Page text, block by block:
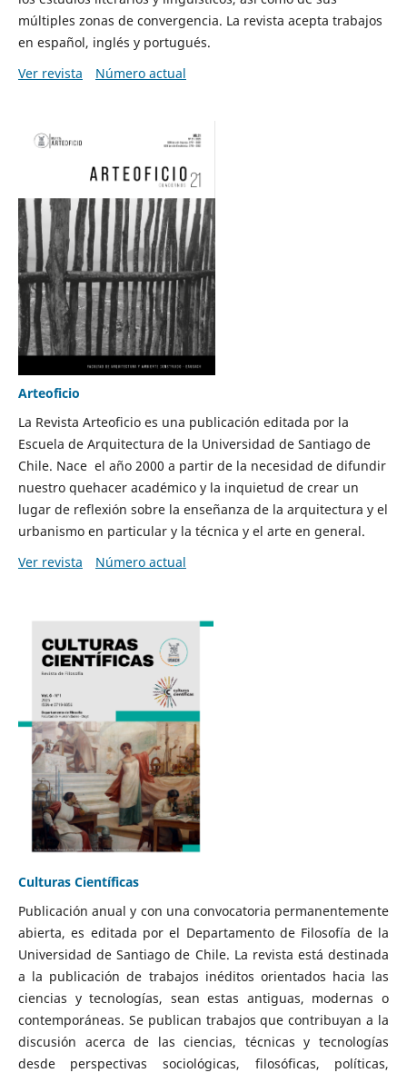
múltiples zonas de convergencia. La revista acepta trabajos
en español, inglés y portugués.
Ver revista
Número actual
Arteoficio
La Revista Arteoficio es una publicación editada por la
Escuela de Arquitectura de la Universidad de Santiago de
Chile. Nace el año 2000 a partir de la necesidad de difundir
nuestro quehacer académico y la inquietud de crear un
lugar de reflexión sobre la enseñanza de la arquitectura y el
urbanismo en particular y la técnica y el arte en general.
Ver revista
Número actual
Culturas Científicas
Publicación anual y con una convocatoria permanentemente
abierta, es editada por el Departamento de Filosofía de la
Universidad de Santiago de Chile. La revista está destinada
a la publicación de trabajos inéditos orientados hacia las
ciencias y tecnologías, sean estas antiguas, modernas o
contemporáneas. Se publican trabajos que contribuyan a la
discusión acerca de las ciencias, técnicas y tecnologías
desde perspectivas sociológicas, filosóficas, políticas,